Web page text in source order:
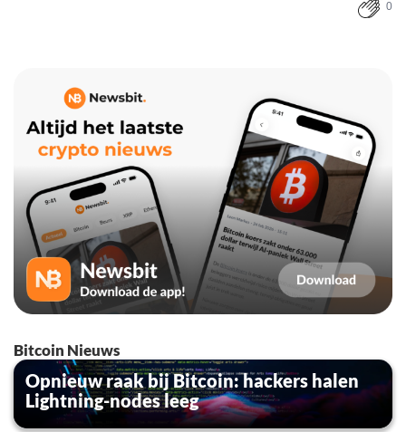
0
Bitcoin Nieuws
Opnieuw raak bij Bitcoin: hackers halen
Lightning-nodes leeg